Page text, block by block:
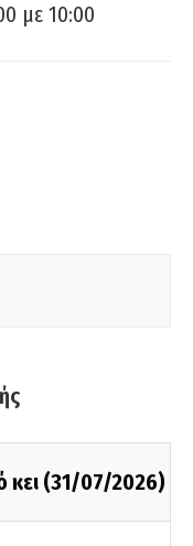
με 10:00
κει (31/07/2026)